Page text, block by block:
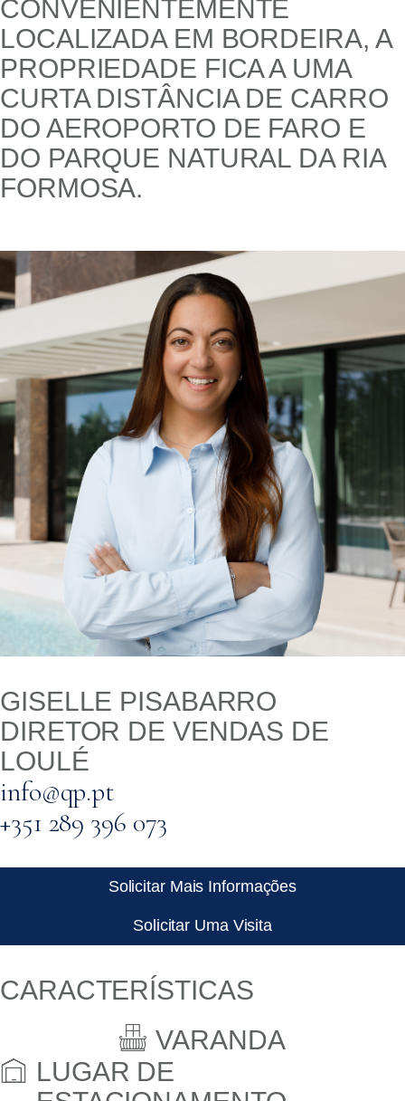
CONVENIENTEMENTE
LOCALIZADA EM BORDEIRA, A
PROPRIEDADE FICA A UMA
CURTA DISTÂNCIA DE CARRO
DO AEROPORTO DE FARO E
DO PARQUE NATURAL DA RIA
FORMOSA.
GISELLE PISABARRO
DIRETOR DE VENDAS DE
LOULÉ
info@qp.pt
+351 289 396 073
Solicitar Mais Informações
Solicitar Uma Visita
CARACTERÍSTICAS
VARANDA
LUGAR DE